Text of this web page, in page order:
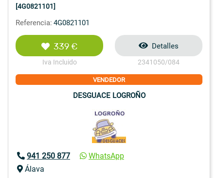
[4G0821101]
Referencia: 4G0821101
339 €
Iva Incluido
Detalles
2341050/084
VENDEDOR
DESGUACE LOGROÑO
941 250 877
WhatsApp
Álava